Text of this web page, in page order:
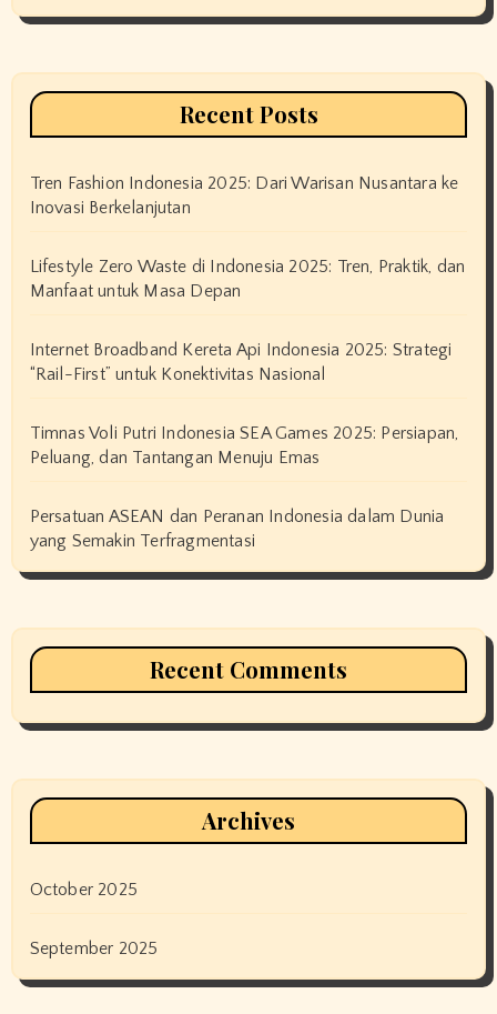
Recent Posts
Tren Fashion Indonesia 2025: Dari Warisan Nusantara ke
Inovasi Berkelanjutan
Lifestyle Zero Waste di Indonesia 2025: Tren, Praktik, dan
Manfaat untuk Masa Depan
Internet Broadband Kereta Api Indonesia 2025: Strategi
“Rail-First” untuk Konektivitas Nasional
Timnas Voli Putri Indonesia SEA Games 2025: Persiapan,
Peluang, dan Tantangan Menuju Emas
Persatuan ASEAN dan Peranan Indonesia dalam Dunia
yang Semakin Terfragmentasi
Recent Comments
Archives
October 2025
September 2025